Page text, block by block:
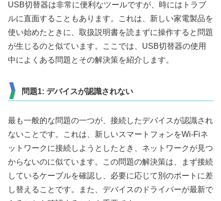
USB切替器は非常に便利なツールですが、時にはトラブ
ルに直面することもあります。これは、新しい家電製品を
使い始めたときに、取扱説明書を読まずに操作すると問題
が生じるのと似ています。ここでは、USB切替器の使用
中によくある問題とその解決策を紹介します。
問題1: デバイスが認識されない
最も一般的な問題の一つが、接続したデバイスが認識され
ないことです。これは、新しいスマートフォンをWi-Fiネ
ットワークに接続しようとしたとき、ネットワークが見つ
からないのに似ています。この問題の解決策は、まず接続
しているケーブルを確認し、必要に応じて別のポートに差
し替えることです。また、デバイスのドライバーが最新で